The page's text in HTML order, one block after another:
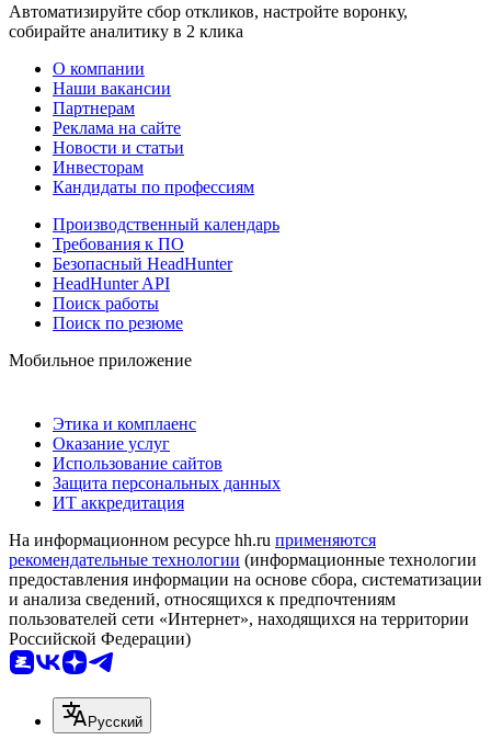
Автоматизируйте сбор откликов, настройте воронку,
собирайте аналитику в 2 клика
О компании
Наши вакансии
Партнерам
Реклама на сайте
Новости и статьи
Инвесторам
Кандидаты по профессиям
Производственный календарь
Требования к ПО
Безопасный HeadHunter
HeadHunter API
Поиск работы
Поиск по резюме
Мобильное приложение
Этика и комплаенс
Оказание услуг
Использование сайтов
Защита персональных данных
ИТ аккредитация
На информационном ресурсе hh.ru применяются
рекомендательные технологии (информационные технологии
предоставления информации на основе сбора, систематизации
и анализа сведений, относящихся к предпочтениям
пользователей сети «Интернет», находящихся на территории
Российской Федерации)
Русский